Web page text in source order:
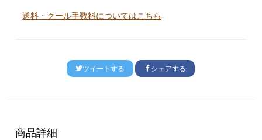
送料・クール手数料についてはこちら
ツイートする シェアする
商品詳細